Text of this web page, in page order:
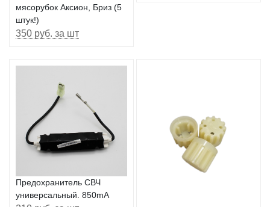
мясорубок Аксион, Бриз (5
штук!)
350 руб. за шт
Предохранитель СВЧ
универсальный. 850mA